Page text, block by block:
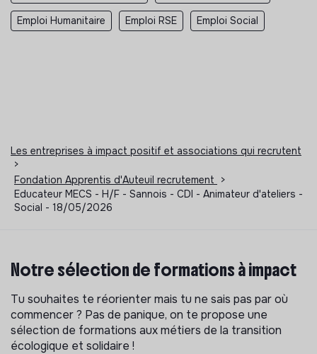
Emploi Humanitaire Emploi RSE Emploi Social
Les entreprises à impact positif et associations qui recrutent
>
Fondation Apprentis d'Auteuil recrutement
>
Educateur MECS - H/F - Sannois - CDI - Animateur d'ateliers -
Social - 18/05/2026
Notre sélection de formations à impact
Tu souhaites te réorienter mais tu ne sais pas par où
commencer ? Pas de panique, on te propose une
sélection de formations aux métiers de la transition
écologique et solidaire !